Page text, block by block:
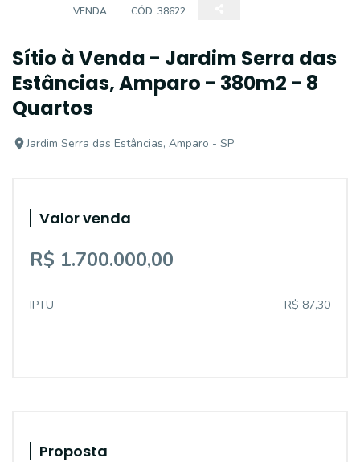
VENDA CÓD: 38622
Sítio à Venda - Jardim Serra das
Estâncias, Amparo - 380m2 - 8
Quartos
Jardim Serra das Estâncias, Amparo - SP
Valor venda
R$ 1.700.000,00
IPTU R$ 87,30
Proposta